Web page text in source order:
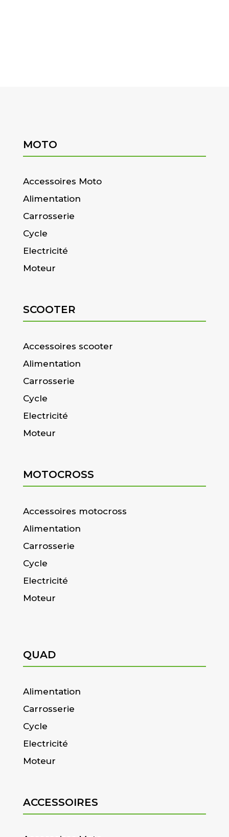
MOTO
Accessoires Moto
Alimentation
Carrosserie
Cycle
Electricité
Moteur
SCOOTER
Accessoires scooter
Alimentation
Carrosserie
Cycle
Electricité
Moteur
MOTOCROSS
Accessoires motocross
Alimentation
Carrosserie
Cycle
Electricité
Moteur
QUAD
Alimentation
Carrosserie
Cycle
Electricité
Moteur
ACCESSOIRES